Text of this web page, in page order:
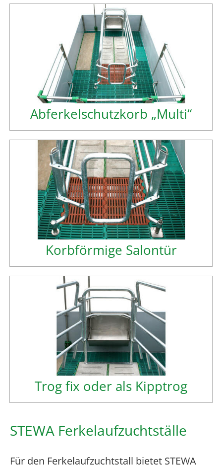
Abferkelschutzkorb „Multi“
Korbförmige Salontür
Trog fix oder als Kipptrog
STEWA Ferkelaufzuchtställe
Für den Ferkelaufzuchtstall bietet STEWA